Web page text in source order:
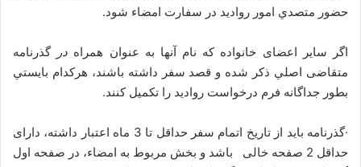
حضور متصدي امور رواديد در سفارت امضاء شود.
اگر ساير اعضای خانواده که نام آنها به عنوان همراه در گذرنامه
متقاضی اصلي ذكر شده و قصد سفر داشته باشند، هرکدام بايستي
بطور جداگانه فرم درخواست روادید را تکمیل كنند.
·گذرنامه باید از تاريخ اتمام سفر حداقل تا 3 ماه اعتبار داشته، دارای
حداقل 2 صفحه خالی باشد و بخش مربوط به امضاء، در صفحه اول